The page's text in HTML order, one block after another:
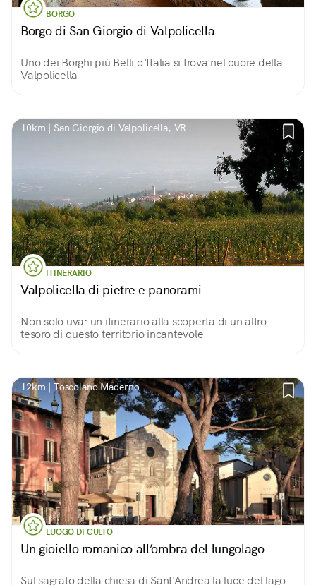
BORGO
Borgo di San Giorgio di Valpolicella
Uno dei Borghi più Belli d'Italia si trova nel cuore della
Valpolicella
10km | San Giorgio di Valpolicella, VR
ITINERARIO
Valpolicella di pietre e panorami
Non solo uva: un itinerario alla scoperta di un altro
tesoro di questo territorio incantevole
12km | Toscolano Maderno
LUOGO DI CULTO
Un gioiello romanico all’ombra del lungolago
Sul sagrato della chiesa di Sant'Andrea la luce del lago